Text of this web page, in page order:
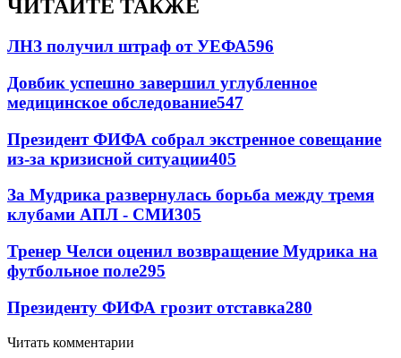
ЧИТАЙТЕ ТАКЖЕ
ЛНЗ получил штраф от УЕФА596
Довбик успешно завершил углубленное
медицинское обследование547
Президент ФИФА собрал экстренное совещание
из-за кризисной ситуации405
За Мудрика развернулась борьба между тремя
клубами АПЛ - СМИ305
Тренер Челси оценил возвращение Мудрика на
футбольное поле295
Президенту ФИФА грозит отставка280
Читать комментарии